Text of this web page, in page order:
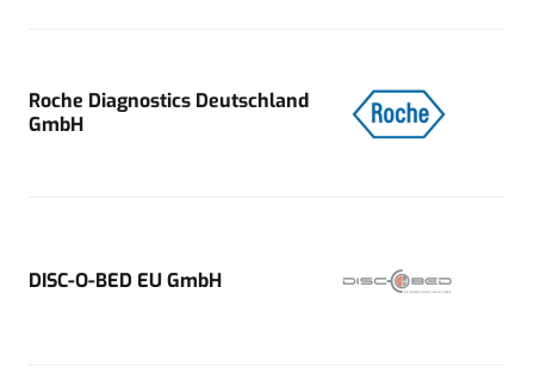
Roche Diagnostics Deutschland
GmbH
DISC-O-BED EU GmbH